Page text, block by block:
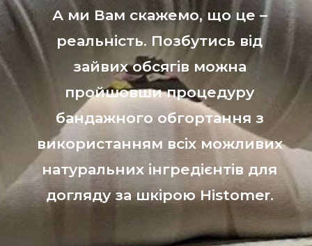
А ми Вам скажемо, що це –
реальність. Позбутись від
зайвих обсягів можна
пройшовши процедуру
бандажного обгортання з
використанням всіх можливих
натуральних інгредієнтів для
догляду за шкірою Histomer.